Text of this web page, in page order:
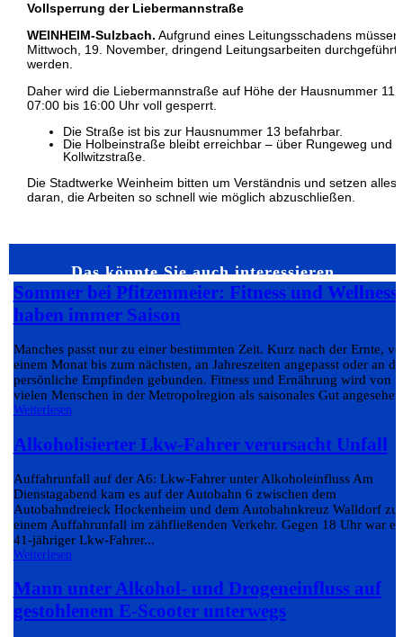
Vollsperrung der Liebermannstraße
WEINHEIM-Sulzbach. Aufgrund eines Leitungsschadens müssen
Mittwoch, 19. November, dringend Leitungsarbeiten durchgeführt
werden.
Daher wird die Liebermannstraße auf Höhe der Hausnummer 11
07:00 bis 16:00 Uhr voll gesperrt.
Die Straße ist bis zur Hausnummer 13 befahrbar.
Die Holbeinstraße bleibt erreichbar – über Rungeweg und
Kollwitzstraße.
Die Stadtwerke Weinheim bitten um Verständnis und setzen alles
daran, die Arbeiten so schnell wie möglich abzuschließen.
Das könnte Sie auch interessieren…
Sommer bei Pfitzenmeier: Fitness und Wellness
haben immer Saison
Manches passt nur zu einer bestimmten Zeit. Kurz nach der Ernte,
einem Monat bis zum nächsten, an Jahreszeiten angepasst oder an
persönliche Empfinden gebunden. Fitness und Ernährung wird von
vielen Menschen in der Metropolregion als saisonales Gut
Weiterlesen
Alkoholisierter Lkw-Fahrer verursacht Unfall
Auffahrunfall auf der A6: Lkw-Fahrer unter Alkoholeinfluss Am
Dienstagabend kam es auf der Autobahn 6 zwischen dem
Autobahndreieck Hockenheim und dem Autobahnkreuz Walldorf zu
einem Auffahrunfall im zähfließenden Verkehr. Gegen 18 Uhr war
41-jähriger Lkw-Fahrer...
Weiterlesen
Mann unter Alkohol- und Drogeneinfluss auf
gestohlenem E-Scooter unterwegs